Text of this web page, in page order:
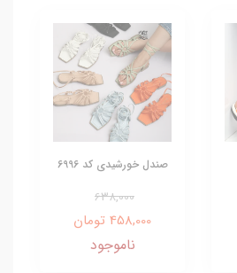
صندل خورشیدی کد 6996
638,000
458,000 تومان
ناموجود